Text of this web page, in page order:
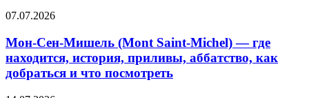
где
история,
глубина,
дайвинг,
как
Мон-
Мишель
(Mont
Saint-
Michel)
07.07.2026
Мон-Сен-Мишель (Mont Saint-Michel) — где
находится, история, приливы, аббатство, как
добраться и что посмотреть